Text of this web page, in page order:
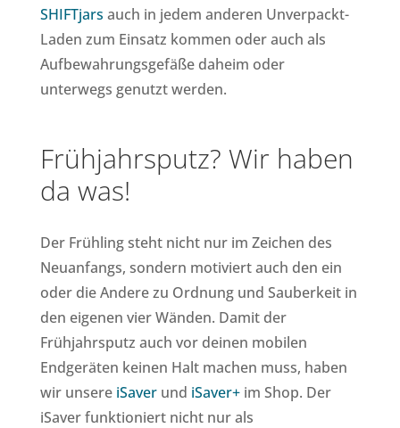
SHIFTjars auch in jedem anderen Unverpackt-
Laden zum Einsatz kommen oder auch als
Aufbewahrungsgefäße daheim oder
unterwegs genutzt werden.
Frühjahrsputz? Wir haben
da was!
Der Frühling steht nicht nur im Zeichen des
Neuanfangs, sondern motiviert auch den ein
oder die Andere zu Ordnung und Sauberkeit in
den eigenen vier Wänden. Damit der
Frühjahrsputz auch vor deinen mobilen
Endgeräten keinen Halt machen muss, haben
wir unsere iSaverund iSaver+im Shop. Der
iSaver funktioniert nicht nur als